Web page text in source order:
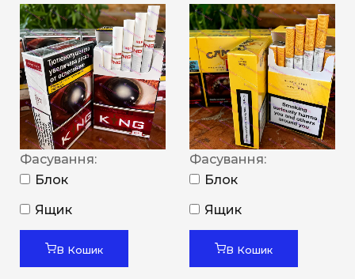
Фасування:
Блок
Ящик
В Кошик
Фасування:
Блок
Ящик
В Кошик